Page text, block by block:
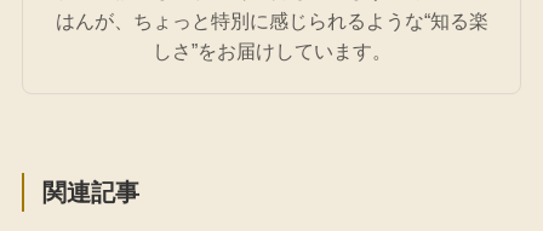
はんが、ちょっと特別に感じられるような“知る楽
しさ”をお届けしています。
関連記事